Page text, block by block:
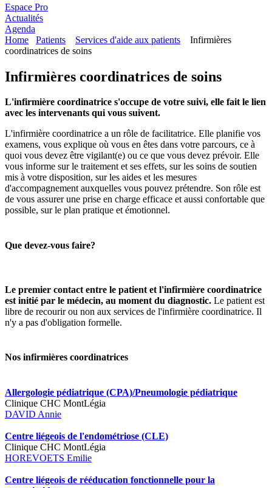
Espace Pro
Actualités
Agenda
Home
Patients Services d'aide aux patients
Infirmières
coordinatrices de soins
Infirmières coordinatrices de soins
L'infirmière coordinatrice s'occupe de votre suivi, elle fait le lien
avec les intervenants qui vous suivent.
L'infirmière coordinatrice a un rôle de facilitatrice. Elle planifie vos
examens, vous explique où vous en êtes dans votre parcours, ce à
quoi vous devez être vigilant(e) ou ce que vous devez prévoir. Elle
vous informe sur le traitement et ses effets, sur les soins de soutien
mis à votre disposition, sur les aides et les mesures
d'accompagnement auxquelles vous pouvez prétendre. Son rôle est
de vous assurer une prise en charge efficace et aussi confortable que
possible, sur le plan pratique et émotionnel.
Que devez-vous faire?
Le premier contact entre le patient et l'infirmière coordinatrice
est initié par le médecin, au moment du diagnostic. Le patient est
libre de recourir ou non aux services de l'infirmière coordinatrice. Il
n'y a pas d'obligation formelle.
Nos infirmières coordinatrices
Allergologie pédiatrique (CPA)/Pneumologie pédiatrique
Clinique CHC MontLégia
DAVID Annie
Centre liégeois de l'endométriose (CLE)
Clinique CHC MontLégia
HOREVOETS Emilie
Centre liégeois de rééducation fonctionnelle pour la